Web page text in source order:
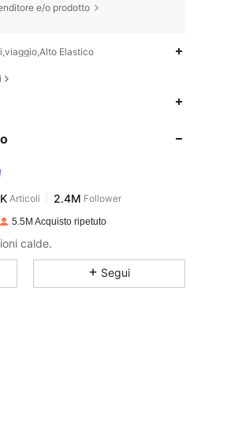
e/o prodotto
Elastico
fa
5.5M Acquisto ripetuto
calde.
Segui